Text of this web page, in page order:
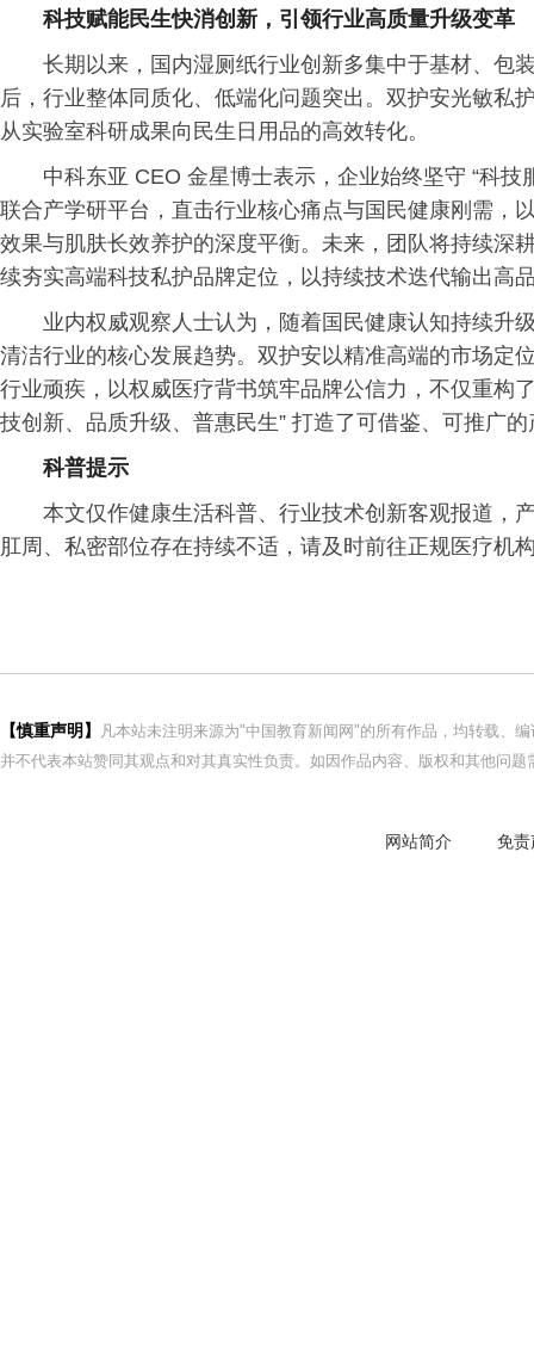
科技赋能民生快消创新，引领行业高质量升级变革
长期以来，国内湿厕纸行业创新多集中于基材、包
后，行业整体同质化、低端化问题突出。双护安光敏私
从实验室科研成果向民生日用品的高效转化。
中科东亚 CEO 金星博士表示，企业始终坚守 “科
联合产学研平台，直击行业核心痛点与国民健康刚需，
效果与肌肤长效养护的深度平衡。未来，团队将持续深
续夯实高端科技私护品牌定位，以持续技术迭代输出高
业内权威观察人士认为，随着国民健康认知持续升
清洁行业的核心发展趋势。双护安以精准高端的市场定
行业顽疾，以权威医疗背书筑牢品牌公信力，不仅重构
技创新、品质升级、普惠民生” 打造了可借鉴、可推广
科普提示
本文仅作健康生活科普、行业技术创新客观报道，
肛周、私密部位存在持续不适，请及时前往正规医疗机
【慎重声明】
凡本站未注明来源为"中国教育新闻网"的所有作品，均转载、
并不代表本站赞同其观点和对其真实性负责。如因作品内容、版权和其他问
网站简介 免责